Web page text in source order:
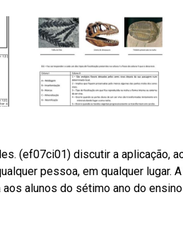
(ef07ci01) discutir a aplicação,
pessoa, em qualquer lugar.
alunos do sétimo ano do